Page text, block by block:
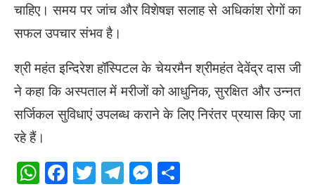
चाहिए। समय पर जांच और विशेषज्ञ सलाह से अधिकांश रोगों का
सफल उपचार संभव है।
श्री महंत इन्दिरेश हॉस्पिटल के चेयरमैन श्रीमहंत देवेंद्र दास जी
ने कहा कि अस्पताल में मरीजों को आधुनिक, सुरक्षित और उन्नत
सर्जिकल सुविधाएं उपलब्ध कराने के लिए निरंतर प्रयास किए जा
रहे हैं।
WhatsApp
Facebook
Twitter
Telegram
Messenger